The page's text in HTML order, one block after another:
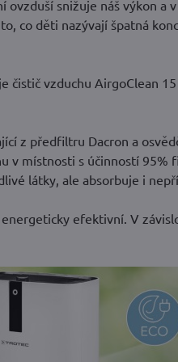
snižuje náš výkon a
co děti nazývají špatná
vzduchu AirgoClean
z předfiltru Dacron a
v místnosti s účinností 95%
látky, ale absorbuje i
efektivní. V